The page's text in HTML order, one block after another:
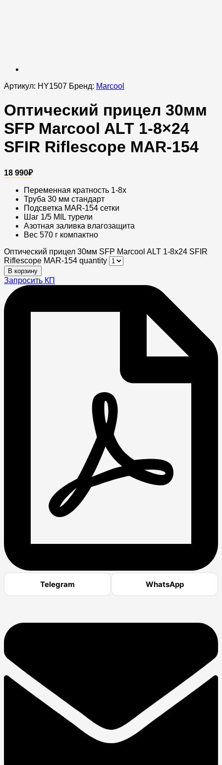
Артикул: HY1507 Бренд: Marcool
Оптический прицел 30мм
SFP Marcool ALT 1-8×24
SFIR Riflescope MAR-154
18 990₽
Переменная кратность 1-8x​
Труба 30 мм стандарт
Подсветка MAR-154 сетки​
Шаг 1/5 MIL турели​
Азотная заливка влагозащита​
Вес 570 г компактно​
Оптический прицел 30мм SFP Marcool ALT 1-8x24 SFIR
Riflescope MAR-154 quantity
В корзину
Запросить КП
Telegram WhatsApp